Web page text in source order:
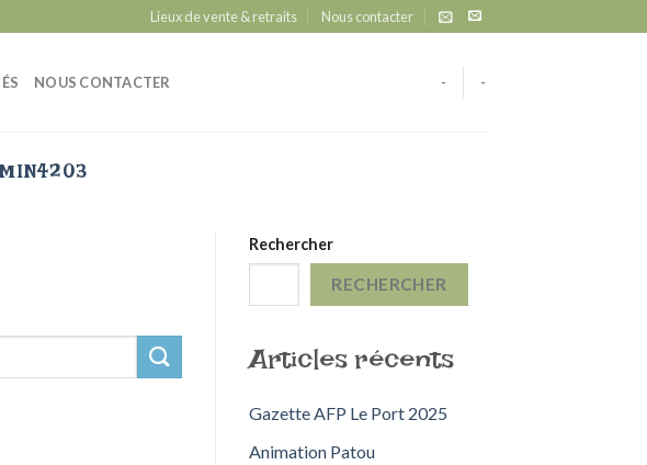
Lieux de vente & retraits Nous contacter
NOUS CONTACTER - -
Rechercher
RECHERCHER
Articles récents
Gazette AFP Le Port 2025
Animation Patou